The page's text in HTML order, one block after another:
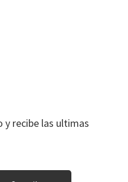
y recibe las ultimas